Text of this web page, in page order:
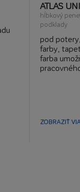
ATLAS
hĺbkový
podklady
pod
farby,
farba
ZOBRAZIŤ